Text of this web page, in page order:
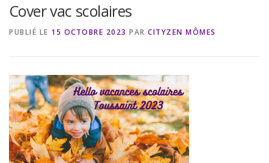
Cover vac scolaires
PUBLIÉ LE 15 OCTOBRE 2023 PAR CITYZEN MÔMES